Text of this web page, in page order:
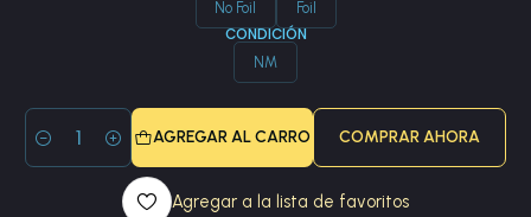
No Foil Foil
CONDICIÓN
NM
Cantidad
AGREGAR AL CARRO COMPRAR AHORA
Agregar a la lista de favoritos